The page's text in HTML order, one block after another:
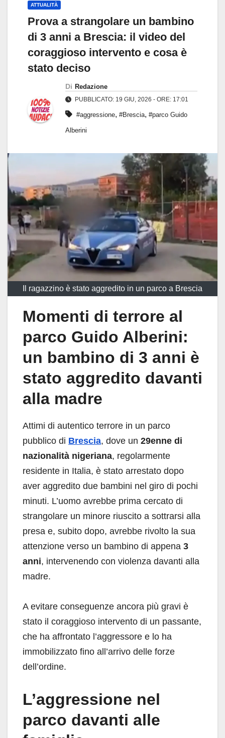
ATTUALITÀ
Prova a strangolare un bambino
di 3 anni a Brescia: il video del
coraggioso intervento e cosa è
stato deciso
Di Redazione
PUBBLICATO: 19 GIU, 2026 - ORE: 17:01
#aggressione, #Brescia, #parco Guido
Alberini
Il ragazzino è stato aggredito in un parco a Brescia
Momenti di terrore al
parco Guido Alberini:
un bambino di 3 anni è
stato aggredito davanti
alla madre
Attimi di autentico terrore in un parco
pubblico di Brescia, dove un 29enne di
nazionalità nigeriana, regolarmente
residente in Italia, è stato arrestato dopo
aver aggredito due bambini nel giro di pochi
minuti. L’uomo avrebbe prima cercato di
strangolare un minore riuscito a sottrarsi alla
presa e, subito dopo, avrebbe rivolto la sua
attenzione verso un bambino di appena 3
anni, intervenendo con violenza davanti alla
madre.
A evitare conseguenze ancora più gravi è
stato il coraggioso intervento di un passante,
che ha affrontato l’aggressore e lo ha
immobilizzato fino all’arrivo delle forze
dell’ordine.
L’aggressione nel
parco davanti alle